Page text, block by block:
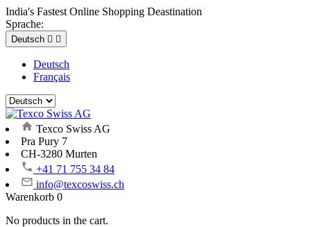
India's Fastest Online Shopping Deastination
Sprache:
Deutsch  
Deutsch
Français
Texco Swiss AG
Pra Pury 7
CH-3280 Murten
+41 71 755 34 84
info@texcoswiss.ch
Warenkorb 0
No products in the cart.